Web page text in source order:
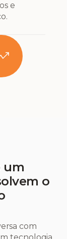
e
um
o
com